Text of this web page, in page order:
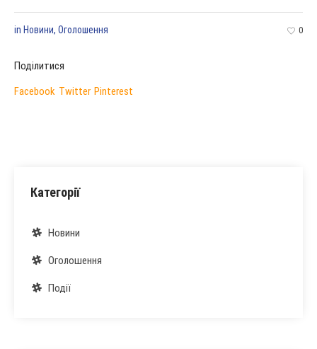
0
in Новини, Оголошення
Поділитися
Facebook Twitter Pinterest
Категорії
Новини
Оголошення
Події